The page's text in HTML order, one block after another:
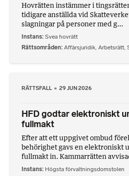
Hovrätten instämmer i
tidigare anställda vid
slagningar på personer med g...
Instans Svea hovrätt
Rättsområden Affärsjuridik, Arbetsrätt,
RÄTTSFALL 29 JUN 2026
HFD godtar elektroniskt
fullmakt
Efter att ett uppgivet ombud
behörighet gavs en elektroniskt
fullmakt in. Kammarrätten
Instans Högsta förvaltningsdomstolen